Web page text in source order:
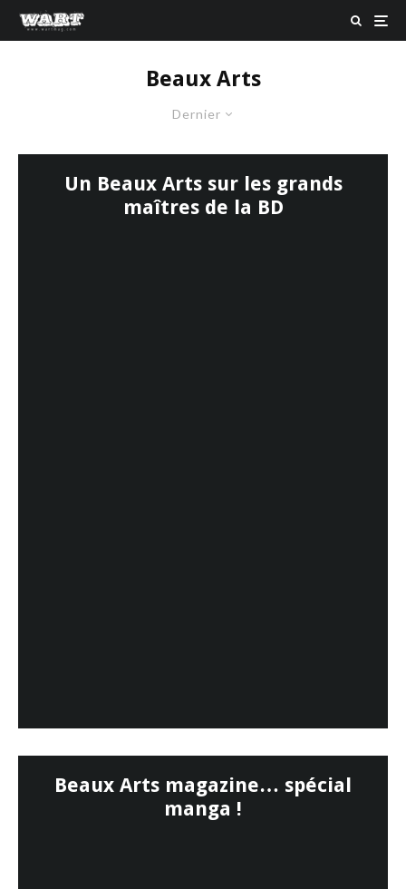
Beaux Arts
Dernier
Un Beaux Arts sur les grands
maîtres de la BD
Beaux Arts magazine… spécial
manga !